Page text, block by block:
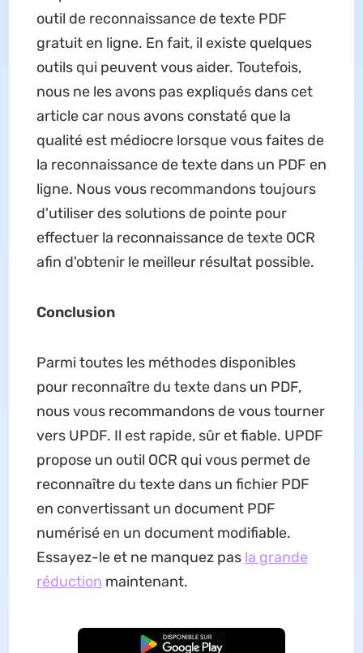
outil de reconnaissance de texte PDF
gratuit en ligne. En fait, il existe quelques
outils qui peuvent vous aider. Toutefois,
nous ne les avons pas expliqués dans cet
article car nous avons constaté que la
qualité est médiocre lorsque vous faites de
la reconnaissance de texte dans un PDF en
ligne. Nous vous recommandons toujours
d'utiliser des solutions de pointe pour
effectuer la reconnaissance de texte OCR
afin d'obtenir le meilleur résultat possible.
Conclusion
Parmi toutes les méthodes disponibles
pour reconnaître du texte dans un PDF,
nous vous recommandons de vous tourner
vers UPDF. Il est rapide, sûr et fiable. UPDF
propose un outil OCR qui vous permet de
reconnaître du texte dans un fichier PDF
en convertissant un document PDF
numérisé en un document modifiable.
Essayez-le et ne manquez pas la grande
réduction maintenant.
TÉLÉCHARGER